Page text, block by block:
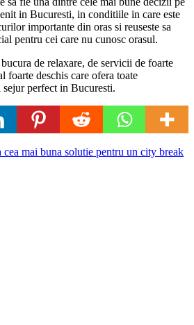
in Bucuresti, in conditiile in care este
importante din oras si reuseste sa
pentru cei care nu cunosc orasul.
de relaxare, de servicii de foarte
foarte deschis care ofera toate
perfect in Bucuresti.
mai buna solutie pentru un city break